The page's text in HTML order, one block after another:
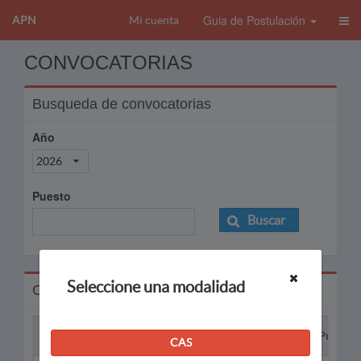
APN Mi cuenta Guia de Postulación
CONVOCATORIAS
Busqueda de convocatorias
Año
2026
Puesto
Buscar
Convocatorias
Puesto
Seleccione una modalidad
CAS